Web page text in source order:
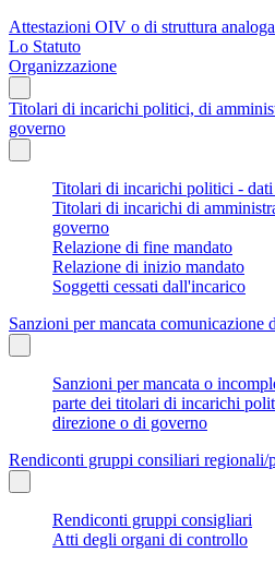
Attestazioni OIV o di struttura analoga
Lo Statuto
Organizzazione
Titolari di incarichi politici, di
governo
Titolari di incarichi politici -
Titolari di incarichi di
governo
Relazione di fine mandato
Relazione di inizio mandato
Soggetti cessati dall'incarico
Sanzioni per mancata comunicazione
Sanzioni per mancata o
parte dei titolari di incarichi
direzione o di governo
Rendiconti gruppi consiliari regionali/
Rendiconti gruppi consigliari
Atti degli organi di controllo